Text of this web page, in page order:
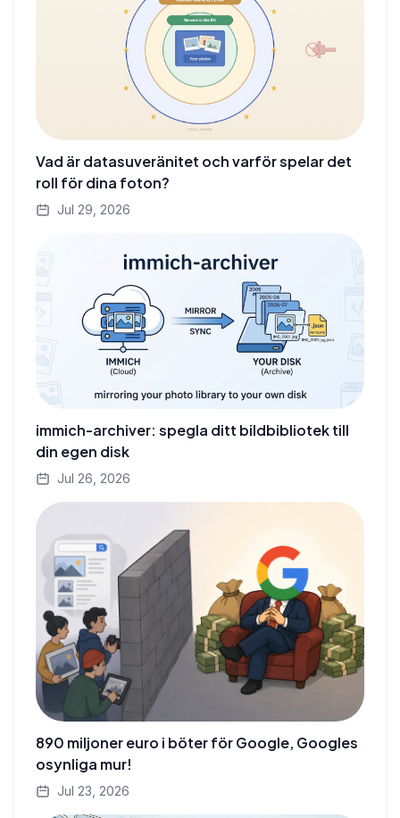
Vad är datasuveränitet och varför spelar det
roll för dina foton?
Jul 29, 2026
immich-archiver: spegla ditt bildbibliotek till
din egen disk
Jul 26, 2026
890 miljoner euro i böter för Google, Googles
osynliga mur!
Jul 23, 2026